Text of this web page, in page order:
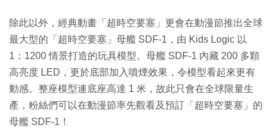
除此以外，經典動畫「超時空要塞」更會在動漫節推出全球
最大型的「超時空要塞」母艦 SDF-1，由 Kids Logic 以
1：1200 情景打造的玩具模型。母艦 SDF-1 內藏 200 多顆
高亮度 LED，更於底部加入噴煙效果，令模型看起來更有
動感。整座模型連底座高達 1 米，故此只會在全球限量生
產，粉絲們可以在動漫節率先觀看及預訂「超時空要塞」的
母艦 SDF-1！